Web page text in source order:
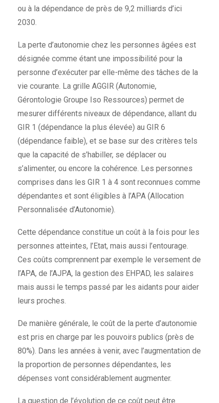
ou à la dépendance de près de 9,2 milliards d’ici
2030.
La perte d’autonomie chez les personnes âgées est
désignée comme étant une impossibilité pour la
personne d’exécuter par elle-même des tâches de la
vie courante. La grille AGGIR (Autonomie,
Gérontologie Groupe Iso Ressources) permet de
mesurer différents niveaux de dépendance, allant du
GIR 1 (dépendance la plus élevée) au GIR 6
(dépendance faible), et se base sur des critères tels
que la capacité de s’habiller, se déplacer ou
s’alimenter, ou encore la cohérence. Les personnes
comprises dans les GIR 1 à 4 sont reconnues comme
dépendantes et sont éligibles à l’APA (Allocation
Personnalisée d’Autonomie).
Cette dépendance constitue un coût à la fois pour les
personnes atteintes, l’Etat, mais aussi l’entourage.
Ces coûts comprennent par exemple le versement de
l’APA, de l’AJPA, la gestion des EHPAD, les salaires
mais aussi le temps passé par les aidants pour aider
leurs proches.
De manière générale, le coût de la perte d’autonomie
est pris en charge par les pouvoirs publics (près de
80%). Dans les années à venir, avec l’augmentation de
la proportion de personnes dépendantes, les
dépenses vont considérablement augmenter.
La question de l’évolution de ce coût peut être